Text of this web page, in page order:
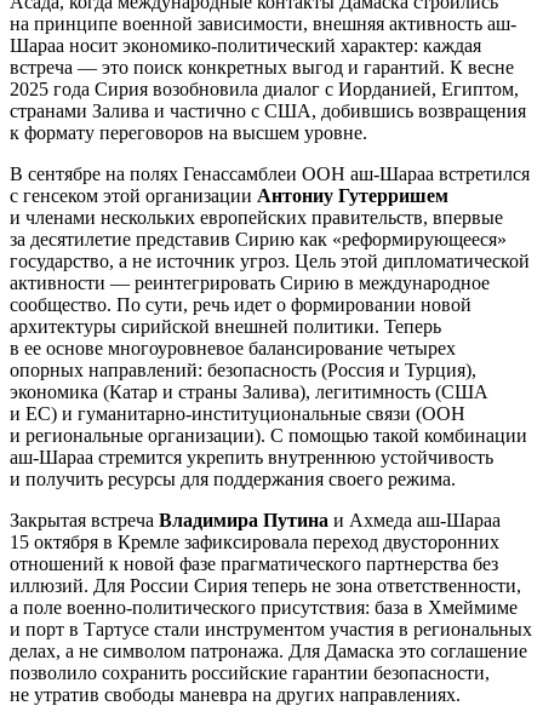
на принципе военной зависимости, внешняя активность аш-
Шараа носит экономико-политический характер: каждая
встреча — это поиск конкретных выгод и гарантий. К весне
2025 года Сирия возобновила диалог с Иорданией, Египтом,
странами Залива и частично с США, добившись возвращения
к формату переговоров на высшем уровне.
В сентябре на полях Генассамблеи ООН аш-Шараа встретился
с генсеком этой организации Антониу Гутерришем
и членами нескольких европейских правительств, впервые
за десятилетие представив Сирию как «реформирующееся»
государство, а не источник угроз. Цель этой дипломатической
активности — реинтегрировать Сирию в международное
сообщество. По сути, речь идет о формировании новой
архитектуры сирийской внешней политики. Теперь
в ее основе многоуровневое балансирование четырех
опорных направлений: безопасность (Россия и Турция),
экономика (Катар и страны Залива), легитимность (США
и ЕС) и гуманитарно-институциональные связи (ООН
и региональные организации). С помощью такой комбинации
аш-Шараа стремится укрепить внутреннюю устойчивость
и получить ресурсы для поддержания своего режима.
Закрытая встреча Владимира Путина и Ахмеда аш-Шараа
15 октября в Кремле зафиксировала переход двусторонних
отношений к новой фазе прагматического партнерства без
иллюзий. Для России Сирия теперь не зона ответственности,
а поле военно-политического присутствия: база в Хмеймиме
и порт в Тартусе стали инструментом участия в региональных
делах, а не символом патронажа. Для Дамаска это соглашение
позволило сохранить российские гарантии безопасности,
не утратив свободы маневра на других направлениях.